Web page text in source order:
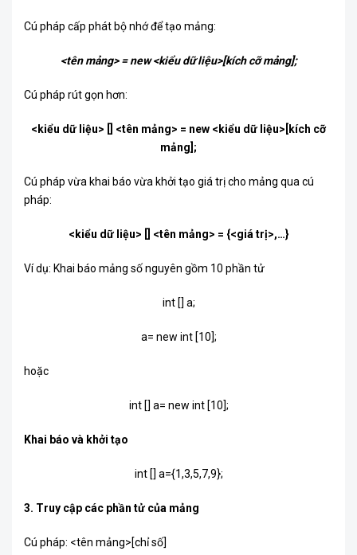
Cú pháp cấp phát bộ nhớ để tạo mảng:
<tên mảng>= new <kiểu dữ liệu>[kích cỡ mảng];
Cú pháp rút gọn hơn:
<kiểu dữ liệu> <tên mảng> = new <kiểu dữ liệu> kích cỡ
mảng ];
Cú pháp vừa khai báo vừa khởi tạo giá trị cho mảng qua cú
pháp:
<kiểu dữ liệu> <tên mảng> = {<giá trị>,…}
Ví dụ: Khai báo mảng số nguyên gồm 10 phần tử
int [] a;
a= new int [10];
hoặc
int [] a= new int [10];
Khai báo và khởi tạo
int [] a={1,3,5,7,9};
3. Truy cập các phần tử của mảng
Cú pháp: <tên mảng>[chỉ số]